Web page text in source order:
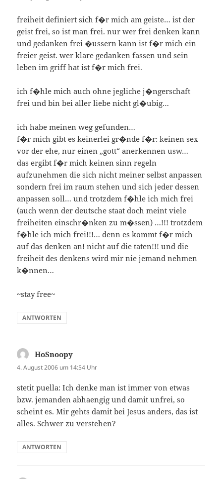
freiheit definiert sich f�r mich am geiste… ist der
geist frei, so ist man frei. nur wer frei denken kann
und gedanken frei �ussern kann ist f�r mich ein
freier geist. wer klare gedanken fassen und sein
leben im griff hat ist f�r mich frei.
ich f�hle mich auch ohne jegliche j�ngerschaft
frei und bin bei aller liebe nicht gl�ubig…
ich habe meinen weg gefunden…
f�r mich gibt es keinerlei gr�nde f�r: keinen sex
vor der ehe, nur einen „gott“ anerkennen usw…
das ergibt f�r mich keinen sinn regeln
aufzunehmen die sich nicht meiner selbst anpassen
sondern frei im raum stehen und sich jeder dessen
anpassen soll… und trotzdem f�hle ich mich frei
(auch wenn der deutsche staat doch meint viele
freiheiten einschr�nken zu m�ssen) …!!! trotzdem
f�hle ich mich frei!!!… denn es kommt f�r mich
auf das denken an! nicht auf die taten!!! und die
freiheit des denkens wird mir nie jemand nehmen
k�nnen…
~stay free~
ANTWORTEN
HoSnoopy
4. August 2006 um 14:54 Uhr
stetit puella: Ich denke man ist immer von etwas
bzw. jemanden abhaengig und damit unfrei, so
scheint es. Mir gehts damit bei Jesus anders, das ist
alles. Schwer zu verstehen?
ANTWORTEN